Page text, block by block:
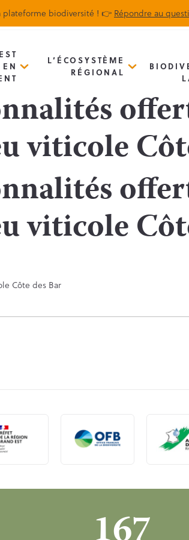
plateforme biodiversité ! 👉 Répondre au
Biodiv’Map Newsletter
EN
L’ÉCOSYSTÈME
RÉGIONAL
viticole
viticole